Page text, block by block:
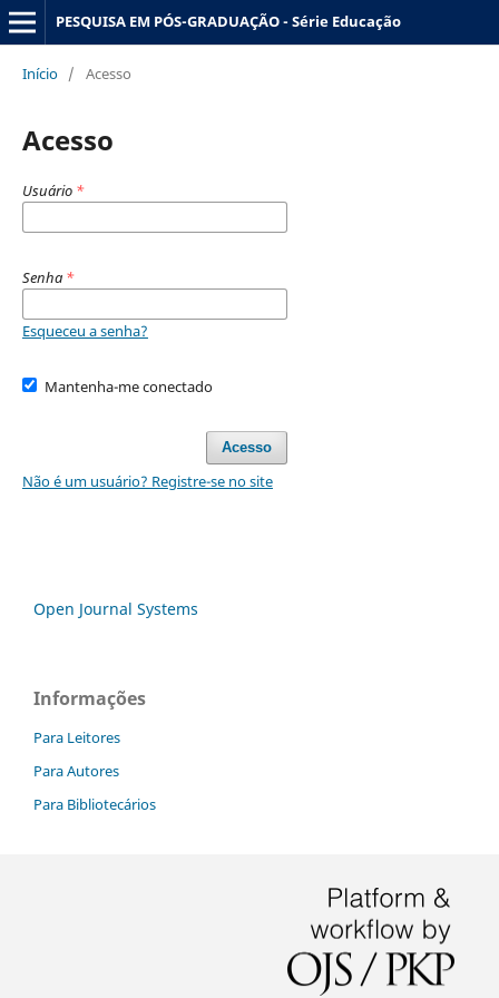
PESQUISA EM PÓS-GRADUAÇÃO - Série Educação
Início / Acesso
Acesso
Usuário *
Senha *
Esqueceu a senha?
Mantenha-me conectado
Acesso
Não é um usuário? Registre-se no site
Open Journal Systems
Informações
Para Leitores
Para Autores
Para Bibliotecários